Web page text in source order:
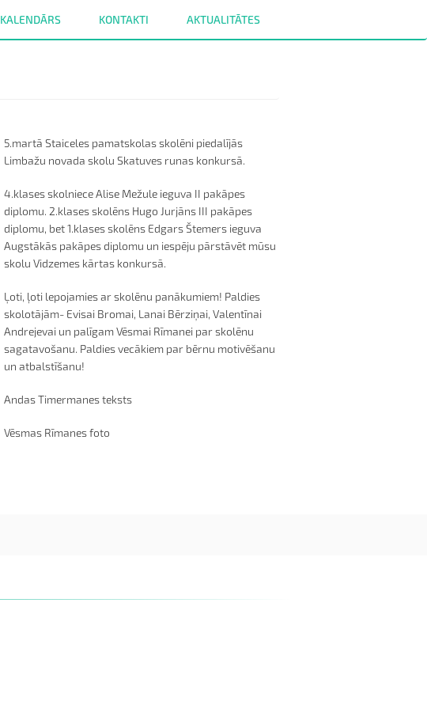
KALENDĀRS KONTAKTI AKTUALITĀTES
5.martā Staiceles pamatskolas skolēni piedalījās
Limbažu novada skolu Skatuves runas konkursā.
4.klases skolniece Alise Mežule ieguva II pakāpes
diplomu. 2.klases skolēns Hugo Jurjāns III pakāpes
diplomu, bet 1.klases skolēns Edgars Štemers ieguva
Augstākās pakāpes diplomu un iespēju pārstāvēt mūsu
skolu Vidzemes kārtas konkursā.
Ļoti, ļoti lepojamies ar skolēnu panākumiem! Paldies
skolotājām- Evisai Bromai, Lanai Bērziņai, Valentīnai
Andrejevai un palīgam Vēsmai Rīmanei par skolēnu
sagatavošanu. Paldies vecākiem par bērnu motivēšanu
un atbalstīšanu!
Andas Timermanes teksts
Vēsmas Rīmanes foto